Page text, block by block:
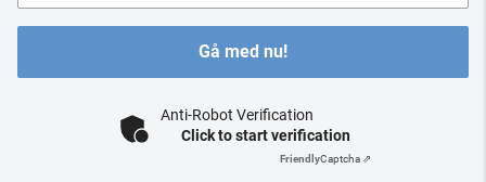
Gå med nu!
Anti-Robot Verification
Click to start verification
FriendlyCaptcha ⇗